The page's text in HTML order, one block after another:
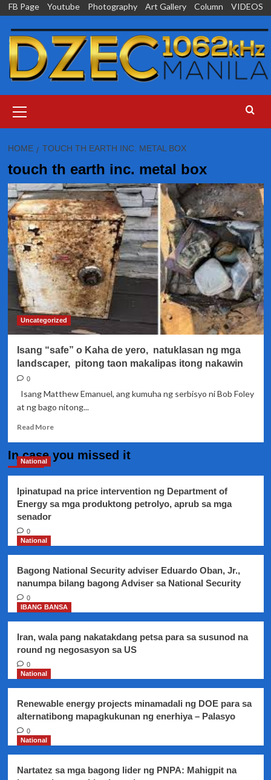
Skip
content
FB Page Youtube Photography Art Gallery Column VIDEOS
Menu
HOME TOUCH TH EARTH INC. METAL BOX
touch th earth inc. metal box
Uncategorized
Isang “safe” o Kaha de yero, natuklasan ng mga
landscaper, pitong taon makalipas itong nakawin
0
Isang Matthew Emanuel, ang kumuha ng serbisyo ni Bob Foley
at ng bago nitong...
Read MoreRead
Isang
Kaha
de
pitong
taon
itong
nakawin
In case you missed it
National
Ipinatupad na price intervention ng Department of
Energy sa mga produktong petrolyo, aprub sa mga
senador
0
National
Bagong National Security adviser Eduardo Oban, Jr.,
nanumpa bilang bagong Adviser sa National Security
0
IBANG BANSA
Iran, wala pang nakatakdang petsa para sa susunod na
round ng negosasyon sa US
0
National
Renewable energy projects minamadali ng DOE para sa
alternatibong mapagkukunan ng enerhiya – Palasyo
0
National
Nartatez sa mga bagong lider ng PNPA: Mahigpit na